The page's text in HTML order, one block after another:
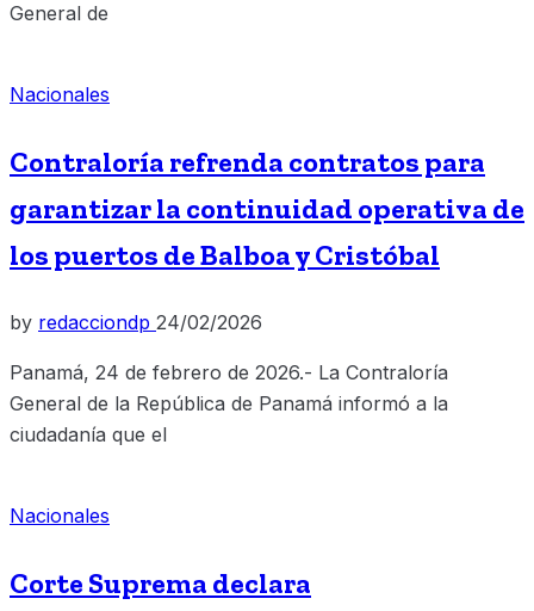
General de
Nacionales
Contraloría refrenda contratos para
garantizar la continuidad operativa de
los puertos de Balboa y Cristóbal
by redacciondp 24/02/2026
Panamá, 24 de febrero de 2026.- La Contraloría
General de la República de Panamá informó a la
ciudadanía que el
Nacionales
Corte Suprema declara